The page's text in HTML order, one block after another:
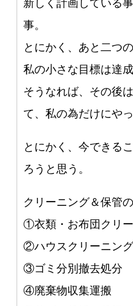
新しく計画している
事。
とにかく、あと二つ
私の小さな目標は達成
そうなれば、その後
て、私の為だけにや
とにかく、今できる
ろうと思う。
クリーニング＆保管
①衣類・お布団クリ
②ハウスクリーニン
③ゴミ分別撤去処分
④廃棄物収集運搬